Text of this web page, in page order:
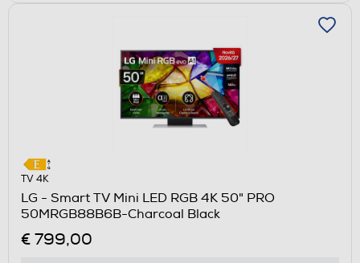
TV 4K
LG - Smart TV Mini LED RGB 4K 50" PRO
50MRGB88B6B-Charcoal Black
€ 799,00